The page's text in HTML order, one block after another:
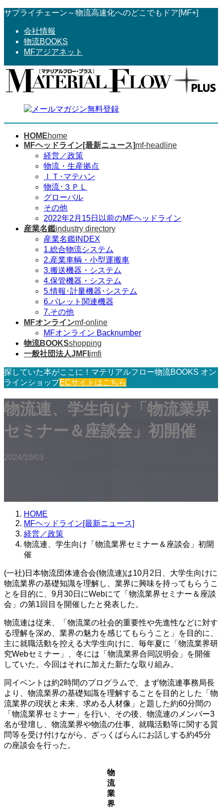
コ
へ
ス
ナ
ョ
ン
サプライチェーン～物流高速化へのどこでもドア[MF+]
会社情報
物流BOOKS
MFアジアネット
HOMEhome
MFヘッドライン[最新ニュース]mf-headline
経営／政策
物流・生産拠点
ＩＴ･マテハン
物流･３ＰＬ
グローバル
その他
2022年2月15日以前のMFヘッドライン
産業名鑑industry directory
産業名鑑INDEX
1.総合物流システム
2.産業車輌・小型運搬車
3.搬送機器・システム
4.保管機器・システム
5.情報･計量機器･システム
6.パレット関連機器
7.その他
MFオンラインmf-online
MFオンライン Backnumber
物流BOOKSshopping
一般社団法人JMFI jmfi
探していた本がここに！マテリアルフロー物流BOOKS オン
ラインショップECサイトはこちら
物流連、学生向け「物流業界
セミナー＆座談会」初開催
2024/10/03
HOME
MFヘッドライン[最新ニュース]
経営／政策
物流連、学生向け「物流業界セミナー＆座談会」初開
催
(一社)日本物流団体連合会(物流連)は10月2日、大学生向けに
物流業界の基礎知識を理解し、業界に興味を持ってもらうこ
とを目的に、9月30日にWebにて「物流業界セミナー＆座談
会」の第1回目を開催したと発表した。
物流連は従来、「物流業の社会的重要性や先進性などに対す
る理解を深め、業界の魅力を感じてもらうこと」を目的に、
主に就職活動を控える大学生向けに、毎年夏に「物流業界研
究Webセミナー」、冬には「物流業界合同説明会」を開催
していた。今回はそれに加えた新たな取り組み。
同イベントは約2時間のプログラムで、まず物流連事務局長
より、物流業界の基礎知識を理解することを目的とした「物
流業界の現状と未来、求める人材像」と題した約60分間の
「物流業界セミナー」を行い、その後、物流連のメンバー3
名が登壇し、物流業界や物流の仕事、就職活動等に関する質
問等を受け付けながら、ざっくばらんにお話しする約45分
の座談会を行った。
物
流
業
界